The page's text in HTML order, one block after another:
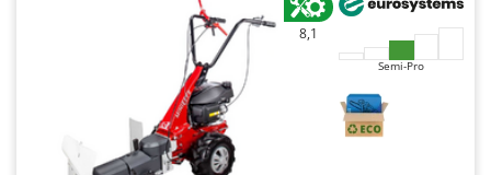
8,1
Semi-Pro